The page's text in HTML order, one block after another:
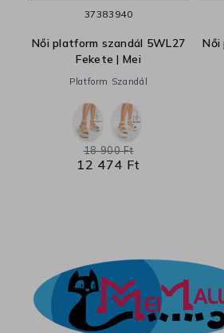
37383940
Női platform szandál 5WL27
Fekete | Mei
Platform Szandál
12 474 Ft
18 900 Ft
Női